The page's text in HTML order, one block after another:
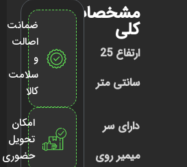
مشخصات
کلی
ارتفاع 25
سانتی متر
دارای سر
میمیر روی
ضمانت
اصالت
و
سلامت
کالا
امکان
تحویل
حضوری